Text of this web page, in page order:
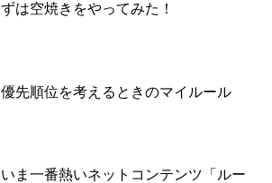
ずは空焼きをやってみた！
優先順位を考えるときのマイルール
いま一番熱いネットコンテンツ「ルー